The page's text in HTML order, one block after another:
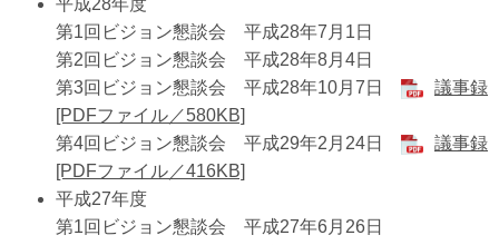
平成28年度
第1回ビジョン懇談会 平成28年7月1日
第2回ビジョン懇談会 平成28年8月4日
第3回ビジョン懇談会 平成28年10月7日
議事録
[PDFファイル／580KB]
第4回ビジョン懇談会 平成29年2月24日
議事録
[PDFファイル／416KB]
平成27年度
第1回ビジョン懇談会 平成27年6月26日